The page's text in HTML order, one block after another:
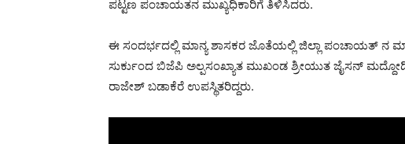
ಪಟ್ಟಣ ಪಂಚಾಯತನ ಮುಖ್ಯಧಿಕಾರಿಗೆ ತಿಳಿಸಿದರು.
ಈ ಸಂದರ್ಭದಲ್ಲಿ ಮಾನ್ಯ ಶಾಸಕರ ಜೊತೆಯಲ್ಲಿ ಜಿಲ್ಲಾ ಪಂಚಾಯತ್ ನ
ಸುರ್ಕುಂದ ಬಿಜೆಪಿ ಅಲ್ಪಸಂಖ್ಯಾತ ಮುಖಂಡ ಶ್ರೀಯುತ ಜೈಸನ್
ರಾಜೇಶ್ ಬಡಾಕೆರೆ ಉಪಸ್ಥಿತರಿದ್ದರು.